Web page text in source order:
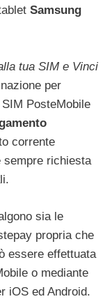
Samsung
tua SIM e Vinci
per
PosteMobile
corrente
sempre richiesta
sia le
propria che
essere effettuata
o mediante
iOS ed Android.